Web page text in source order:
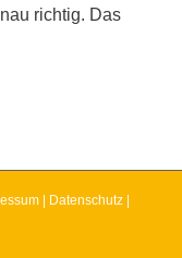
richtig. Das
Datenschutz